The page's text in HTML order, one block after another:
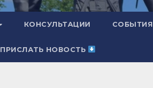
КОНСУЛЬТАЦИИ СОБЫТИЯ
ПРИСЛАТЬ НОВОСТЬ